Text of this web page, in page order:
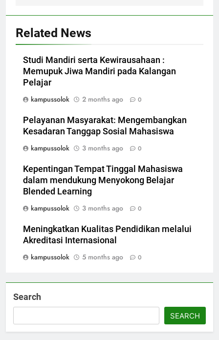
Related News
Studi Mandiri serta Kewirausahaan :
Memupuk Jiwa Mandiri pada Kalangan
Pelajar
kampussolok
2 months ago 0
Pelayanan Masyarakat: Mengembangkan
Kesadaran Tanggap Sosial Mahasiswa
kampussolok
3 months ago 0
Kepentingan Tempat Tinggal Mahasiswa
dalam mendukung Menyokong Belajar
Blended Learning
kampussolok
3 months ago 0
Meningkatkan Kualitas Pendidikan melalui
Akreditasi Internasional
kampussolok
5 months ago 0
Search
SEARCH